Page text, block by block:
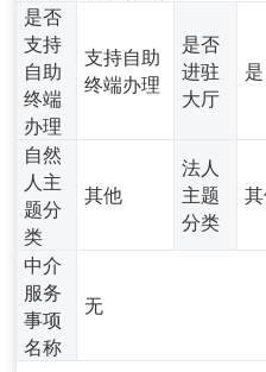
是否
支持
自助
终端
办理
支持自助
终端办理
是否
进驻
大厅
是
自然
人主
题分
类
其他
法人
主题
分类
中介
服务
事项
名称
无